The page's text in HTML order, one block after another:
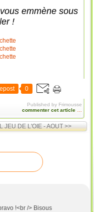
emmène sous
!
0
Published by Frimousse
commenter cet article
JEU DE L'OIE - AOUT >>
!<br /> Bisous